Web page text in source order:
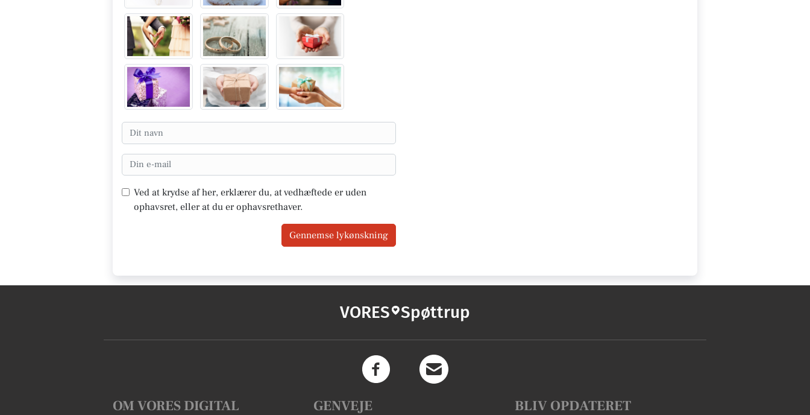
Ved at krydse af her, erklærer du, at vedhæftede er uden
ophavsret, eller at du er ophavsrethaver.
Gennemse lykønskning
VORES Spøttrup
OM VORES DIGITAL GENVEJE BLIV OPDATERET